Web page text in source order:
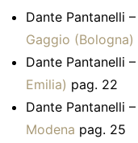
Dante Pantanelli –
Gaggio (Bologna)
Dante Pantanelli –
Emilia) pag. 22
Dante Pantanelli –
Modena pag. 25